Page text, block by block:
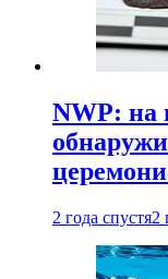
NWP: на
2 года спустя2